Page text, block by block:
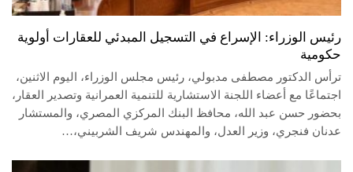
رئيس الوزراء: الإسراع في التسجيل المبدئي للعقارات أولوية
حكومية
ترأس الدكتور مصطفى مدبولي، رئيس مجلس الوزراء، اليوم الاثنين،
اجتماعًا مع أعضاء اللجنة الاستشارية للتنمية العمرانية وتصدير العقار،
بحضور حسن عبد الله، محافظ البنك المركزي المصري، والمستشار
عدنان فنجري، وزير العدل، والمهندس شريف الشربيني،…